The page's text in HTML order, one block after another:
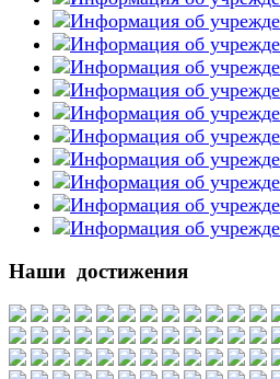
Наши достижения